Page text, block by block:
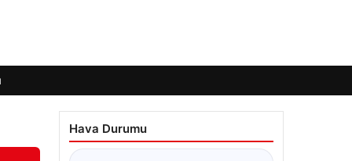
Hava Durumu